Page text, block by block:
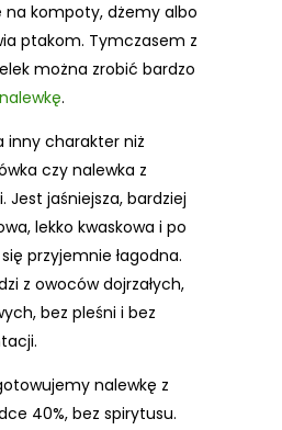
na kompoty, dżemy albo
ptakom. Tymczasem z
można zrobić bardzo
nalewkę.
inny charakter niż
czy nalewka z
Jest jaśniejsza, bardziej
lekko kwaskowa i po
przyjemnie łagodna.
z owoców dojrzałych,
bez pleśni i bez
nalewkę z
40%, bez spirytusu.